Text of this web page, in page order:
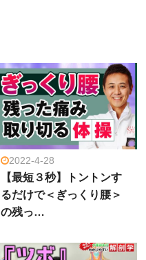
2022-4-28
【最短３秒】トントンす
るだけで＜ぎっくり腰＞
の残っ…